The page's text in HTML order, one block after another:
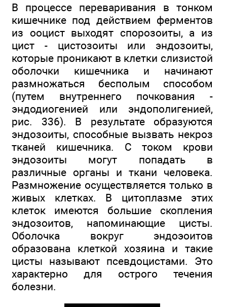
В процессе переваривания в тонком
кишечнике под действием ферментов
из ооцист выходят спорозоиты, а из
цист - цистозоиты или эндозоиты,
которые проникают в клетки слизистой
оболочки кишечника и начинают
размножаться бесполым способом
(путем внутреннего почкования -
эндодиогенией или эндополигенией,
рис. 336). В результате образуются
эндозоиты, способные вызвать некроз
тканей кишечника. С током крови
эндозоиты могут попадать в
различные органы и ткани человека.
Размножение осуществляется только в
живых клетках. В цитоплазме этих
клеток имеются большие скопления
эндозоитов, напоминающие цисты.
Оболочка вокруг эндоэоитов
образована клеткой хозяина и такие
цисты называют псевдоцистами. Это
характерно для острого течения
болезни.